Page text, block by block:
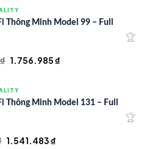
là:
4.890.563 ₫.
là:
Thông Minh Model 99 – Full
₫ Giá
là:
2.544.745 ₫.
1.756.985₫
là:
🏆
Thông Minh Model 131 – Full
Giá
1.541.483₫
🏆